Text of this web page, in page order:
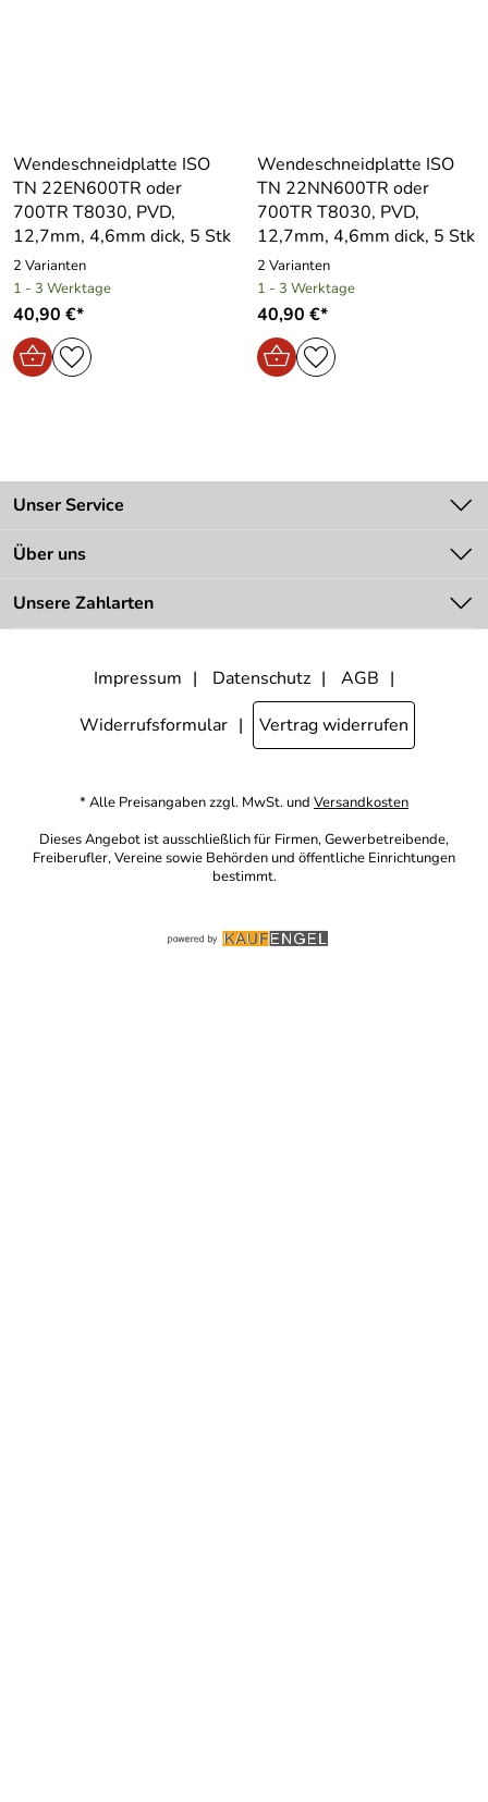
Wendeschneidplatte ISO
TN 22EN600TR oder
700TR T8030, PVD,
12,7mm, 4,6mm dick, 5 Stk
2 Varianten
1 - 3 Werktage
40,90 €*
Wendeschneidplatte ISO
TN 22NN600TR oder
700TR T8030, PVD,
12,7mm, 4,6mm dick, 5 Stk
2 Varianten
1 - 3 Werktage
40,90 €*
Unser Service
Kontakt
Zahlung
Unsere Bestpreis-Garantie
Lieferbedingungen
Über uns
Unsere Bestseller
Unsere Zahlarten
Impressum Datenschutz
AGB
Widerrufsformular
Vertrag widerrufen
* Alle Preisangaben zzgl. MwSt. und Versandkosten
Dieses Angebot ist ausschließlich für Firmen, Gewerbetreibende,
Freiberufler, Vereine sowie Behörden und öffentliche Einrichtungen
bestimmt.